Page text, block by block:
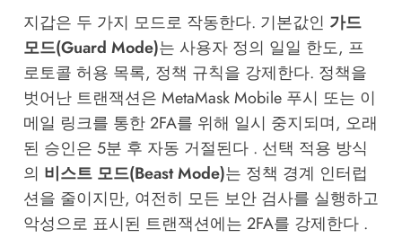
지갑은 두 가지 모드로 작동한다. 기본값인 가드
모드(Guard Mode)는 사용자 정의 일일 한도, 프
로토콜 허용 목록, 정책 규칙을 강제한다. 정책을
벗어난 트랜잭션은 MetaMask Mobile 푸시 또는 이
메일 링크를 통한 2FA를 위해 일시 중지되며, 오래
된 승인은 5분 후 자동 거절된다 . 선택 적용 방식
의 비스트 모드(Beast Mode)는 정책 경계 인터럽
션을 줄이지만, 여전히 모든 보안 검사를 실행하고
악성으로 표시된 트랜잭션에는 2FA를 강제한다 .